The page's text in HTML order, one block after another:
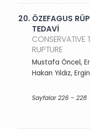
20. ÖZEFAGUS
TEDAVİ
CONSERVATIVE
RUPTURE
Mustafa Öncel,
Hakan Yıldız,
Sayfalar 226 - 228